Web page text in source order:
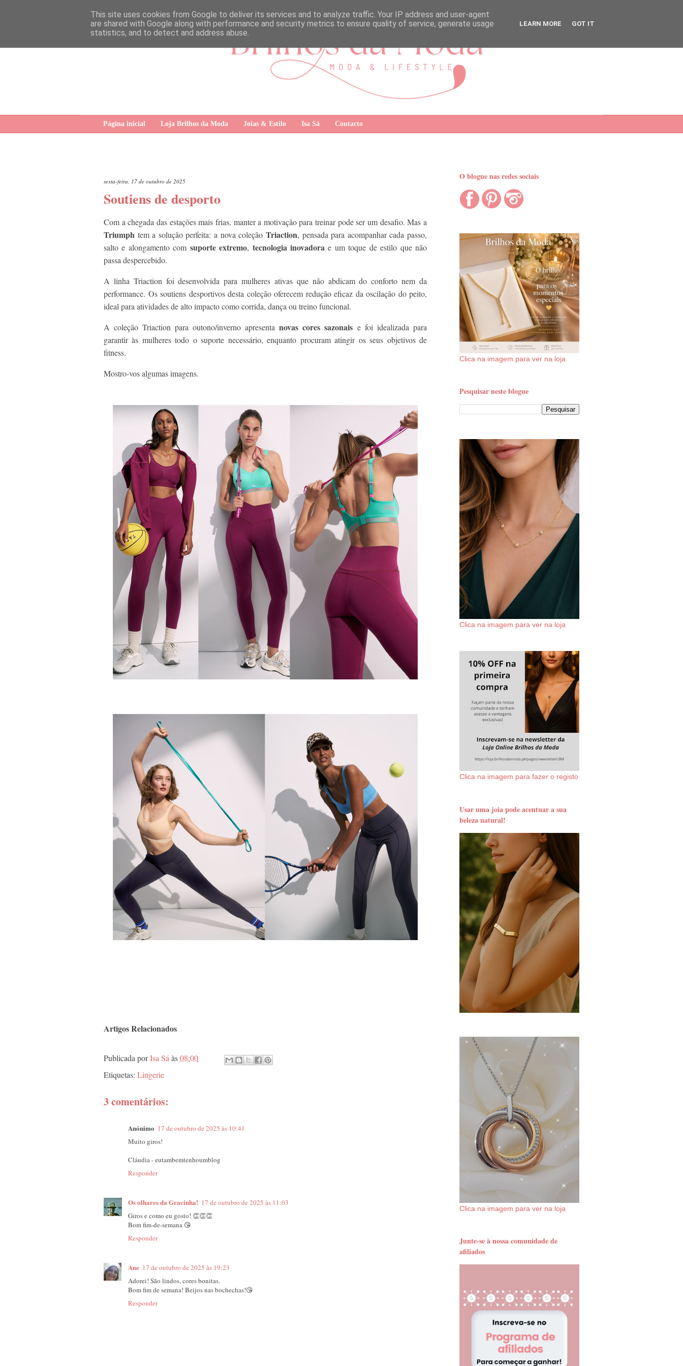
Página inicial Loja Brilhos da Moda Joias & Estilo Isa Sá Contacto
sexta-feira, 17 de outubro de 2025
Soutiens de desporto
Com a chegada das estações mais frias, manter a motivação para treinar pode ser um desafio. Mas a
Triumph tem a solução perfeita: a nova coleção Triaction, pensada para acompanhar cada passo,
salto e alongamento com suporte extremo, tecnologia inovadora e um toque de estilo que não
passa despercebido.
A linha Triaction foi desenvolvida para mulheres ativas que não abdicam do conforto nem da
performance. Os soutiens desportivos desta coleção oferecem redução eficaz da oscilação do peito,
ideal para atividades de alto impacto como corrida, dança ou treino funcional.
A coleção Triaction para outono/inverno apresenta novas cores sazonais e foi idealizada para
garantir às mulheres todo o suporte necessário, enquanto procuram atingir os seus objetivos de
fitness.
Mostro-vos algumas imagens.
Artigos Relacionados
Publicada porIsa Sá às08:00
Etiquetas: Lingerie
3 comentários:
Anónimo 17 de outubro de 2025 às 10:41
Muito giros!
Cláudia - eutambemtenhoumblog
Responder
Os olhares da Gracinha! 17 de outubro de 2025 às 11:03
Giros e como eu gosto! 👏👏👏
Bom fim-de-semana 😘
Responder
Ane 17 de outubro de 2025 às 19:23
Adorei! São lindos, cores bonitas.
Bom fim de semana! Beijos nas bochechas!😘
Responder
O blogue nas redes sociais
Clica na imagem para ver na loja
Pesquisar neste blogue
Clica na imagem para ver na loja
Clica na imagem para fazer o registo
Usar uma joia pode acentuar a sua
beleza natural!
Clica na imagem para ver na loja
Junte-se à nossa comunidade de
afiliados
This site uses cookies from Google to deliver its services and to analyze traffic. Your IP address and user-agent
are shared with Google along with performance and security metrics to ensure quality of service, generate usage
statistics, and to detect and address abuse.
LEARN MORE GOT IT